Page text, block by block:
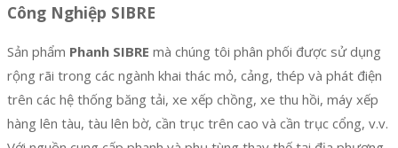
Công Nghiệp SIBRE
Sản phẩm Phanh SIBRE mà chúng tôi phân phối được sử dụng
rộng rãi trong các ngành khai thác mỏ, cảng, thép và phát điện
trên các hệ thống băng tải, xe xếp chồng, xe thu hồi, máy xếp
hàng lên tàu, tàu lên bờ, cần trục trên cao và cần trục cổng, v.v.